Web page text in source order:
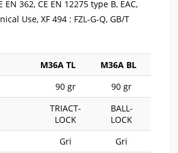
EN 362, CE EN 12275 type B, EAC,
Use, XF 494 : FZL-G-Q, GB/T
M36A TL M36A BL
90 gr 90 gr
TRIACT-
LOCK
BALL-
LOCK
Gri Gri